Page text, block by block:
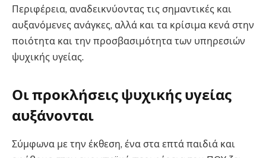
Περιφέρεια, αναδεικνύοντας τις σημαντικές και
αυξανόμενες ανάγκες, αλλά και τα κρίσιμα κενά στην
ποιότητα και την προσβασιμότητα των υπηρεσιών
ψυχικής υγείας.
Οι προκλήσεις ψυχικής υγείας
αυξάνονται
Σύμφωνα με την έκθεση, ένα στα επτά παιδιά και